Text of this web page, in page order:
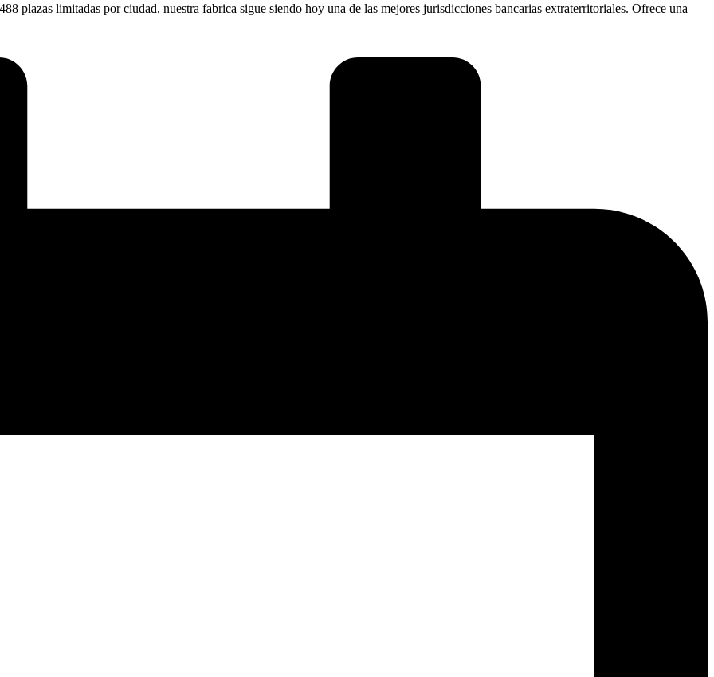
plazas limitadas por ciudad, nuestra fabrica sigue siendo hoy una de las mejores jurisdicciones bancarias extraterritoriales. Ofrece una